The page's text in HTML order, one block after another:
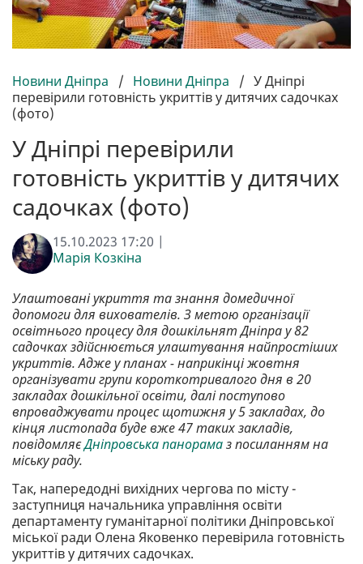
Новини Дніпра / Новини Дніпра / У Дніпрі
перевірили готовність укриттів у дитячих садочках
(фото)
У Дніпрі перевірили
готовність укриттів у дитячих
садочках (фото)
15.10.2023 17:20 |
Марія Козкіна
Улаштовані укриття та знання домедичної
допомоги для вихователів. З метою організації
освітнього процесу для дошкільнят Дніпра у 82
садочках здійснюється улаштування найпростіших
укриттів. Адже у планах - наприкінці жовтня
організувати групи короткотривалого дня в 20
закладах дошкільної освіти, далі поступово
впроваджувати процес щотижня у 5 закладах, до
кінця листопада буде вже 47 таких закладів,
повідомляєДніпровська панорамаз посиланням на
міську раду.
Так, напередодні вихідних чергова по місту -
заступниця начальника управління освіти
департаменту гуманітарної політики Дніпровської
міської ради Олена Яковенко перевірила готовність
укриттів у дитячих садочках.